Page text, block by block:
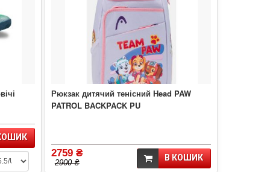
Рюкзак дитячий тенісний Head PAW
PATROL BACKPACK PU
2759 ₴
2900 ₴
В КОШИК